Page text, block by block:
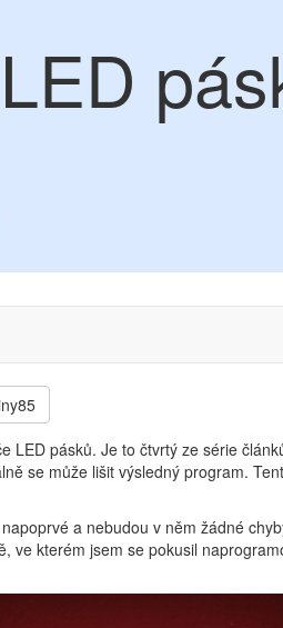
LED pásků. Je to čtvrtý ze série
se může lišit výsledný program.
a nebudou v něm žádné
ve kterém jsem se pokusil